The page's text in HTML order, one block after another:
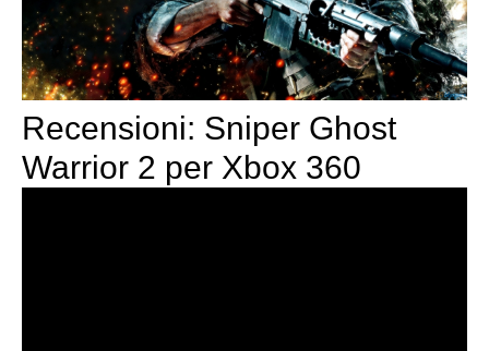
Recensioni: Sniper Ghost
Warrior 2 per Xbox 360